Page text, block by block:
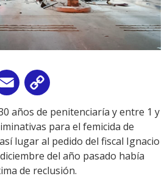
Email
Link
años de penitenciaría y entre 1 y
para el femicida de
lugar al pedido del fiscal Ignacio
del año pasado había
de reclusión.